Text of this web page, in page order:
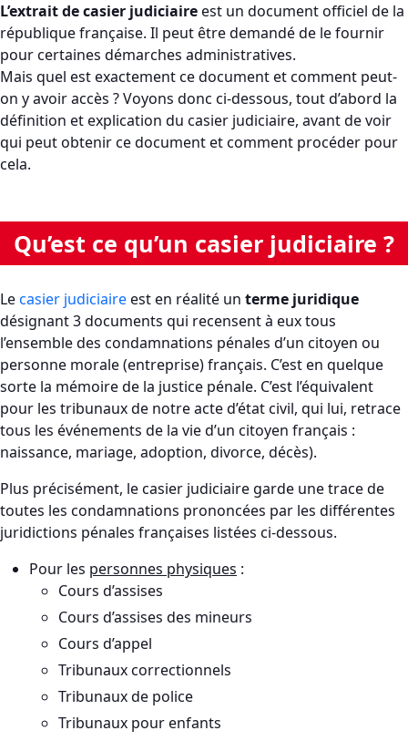
L’extrait de casier judiciaireest un document officiel de la
république française. Il peut être demandé de le fournir
pour certaines démarches administratives.
Mais quel est exactement ce document et comment peut-
on y avoir accès ? Voyons donc ci-dessous, tout d’abord la
définition et explication du casier judiciaire, avant de voir
qui peut obtenir ce document et comment procéder pour
cela.
Qu’est ce qu’un casier judiciaire ?
Lecasier judiciaireest en réalité un terme juridique
désignant 3 documents qui recensent à eux tous
l’ensemble des condamnations pénales d’un citoyen ou
personne morale (entreprise) français. C’est en quelque
sorte la mémoire de la justice pénale. C’est l’équivalent
pour les tribunaux de notre acte d’état civil, qui lui, retrace
tous les événements de la vie d’un citoyen français :
naissance, mariage, adoption, divorce, décès).
Plus précisément, le casier judiciaire garde une trace de
toutes les condamnations prononcées par les différentes
juridictions pénales françaises listées ci-dessous.
Pour les personnes physiques :
Cours d’assises
Cours d’assises des mineurs
Cours d’appel
Tribunaux correctionnels
Tribunaux de police
Tribunaux pour enfants